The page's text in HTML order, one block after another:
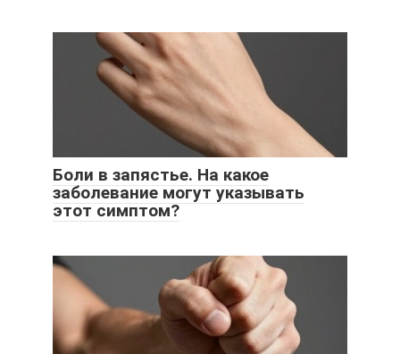
Боли в запястье. На какое
заболевание могут указывать
этот симптом?